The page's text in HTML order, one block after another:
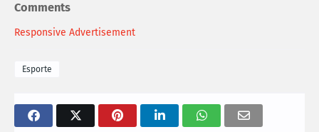
Comments
Responsive Advertisement
Esporte